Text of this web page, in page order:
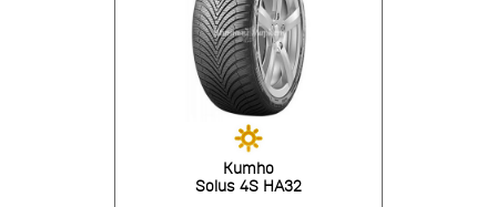
Kumho
Solus 4S HA32